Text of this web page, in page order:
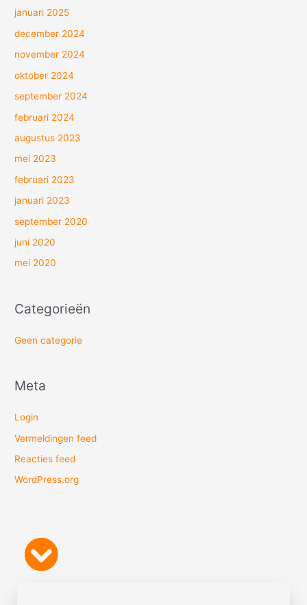
januari 2025
december 2024
november 2024
oktober 2024
september 2024
februari 2024
augustus 2023
mei 2023
februari 2023
januari 2023
september 2020
juni 2020
mei 2020
Categorieën
Geen categorie
Meta
Login
Vermeldingen feed
Reacties feed
WordPress.org